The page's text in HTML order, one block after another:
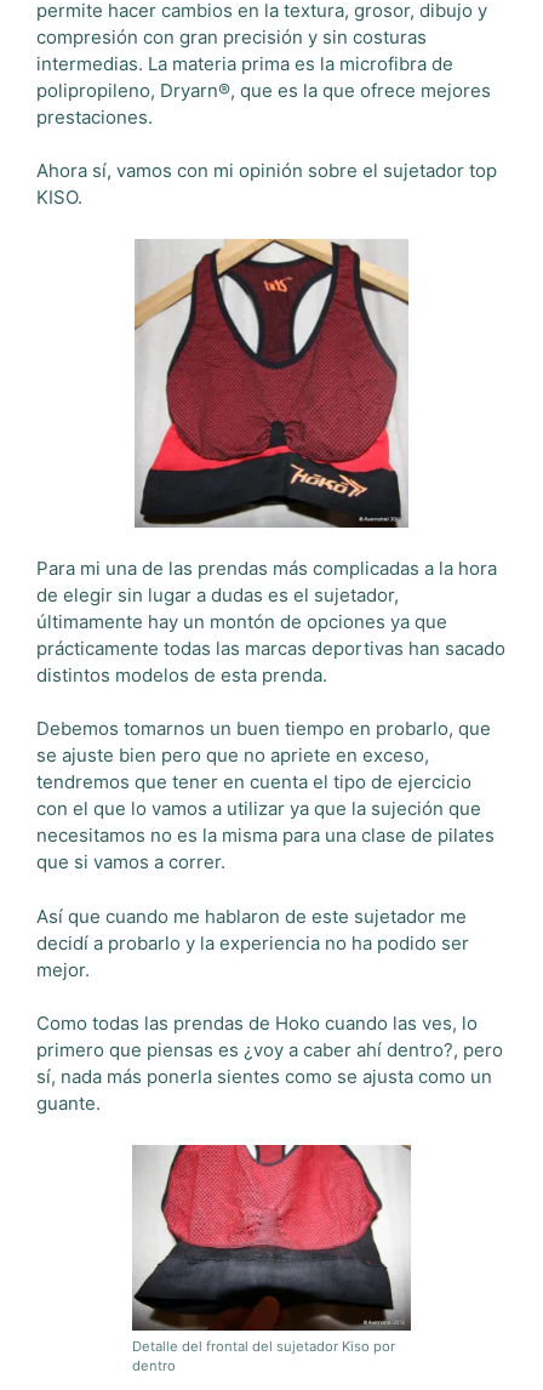
permite hacer cambios en la textura, grosor, dibujo y
compresión con gran precisión y sin costuras
intermedias. La materia prima es la microfibra de
polipropileno, Dryarn®, que es la que ofrece mejores
prestaciones.
Ahora sí, vamos con mi opinión sobre el sujetador top
KISO.
Para mi una de las prendas más complicadas a la hora
de elegir sin lugar a dudas es el sujetador,
últimamente hay un montón de opciones ya que
prácticamente todas las marcas deportivas han sacado
distintos modelos de esta prenda.
Debemos tomarnos un buen tiempo en probarlo, que
se ajuste bien pero que no apriete en exceso,
tendremos que tener en cuenta el tipo de ejercicio
con el que lo vamos a utilizar ya que la sujeción que
necesitamos no es la misma para una clase de pilates
que si vamos a correr.
Así que cuando me hablaron de este sujetador me
decidí a probarlo y la experiencia no ha podido ser
mejor.
Como todas las prendas de Hoko cuando las ves, lo
primero que piensas es ¿voy a caber ahí dentro?, pero
sí, nada más ponerla sientes como se ajusta como un
guante.
Detalle del frontal del sujetador Kiso por
dentro